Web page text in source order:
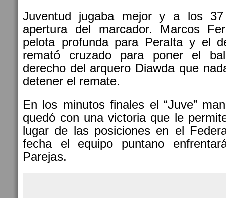
Juventud jugaba mejor y a los
apertura del marcador. Marcos
pelota profunda para Peralta y el
remató cruzado para poner el
derecho del arquero Diawda que
detener el remate.
En los minutos finales el “Juve”
quedó con una victoria que le
lugar de las posiciones en el
fecha el equipo puntano
Parejas.